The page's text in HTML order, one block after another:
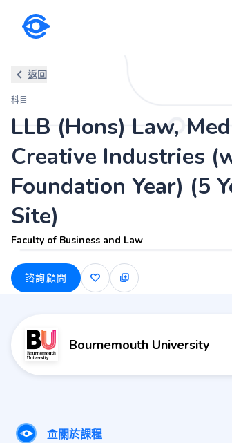
LLB (Hons) Law,
返回
科目
LLB (Hons) Law,
Creative Industries
Foundation Year) (5
Site)
Faculty of Business and Law
諮詢顧問
Bournemouth University
關於課程